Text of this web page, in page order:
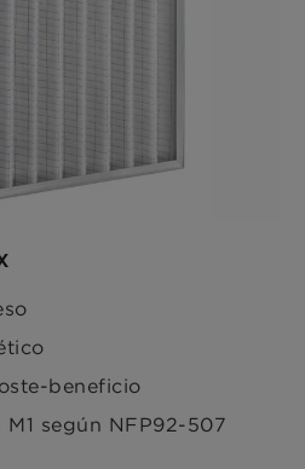
beneficio
según NFP92-507